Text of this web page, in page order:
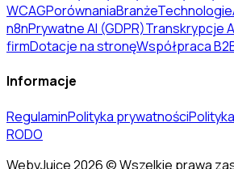
WCAGPorównaniaBranżeTechnologie
n8nPrywatne AI (GDPR)Transkrypcje
firmDotacje na stronęWspółpraca
Informacje
RegulaminPolityka prywatności
RODO
WebyJuice 2026 © Wszelkie prawa